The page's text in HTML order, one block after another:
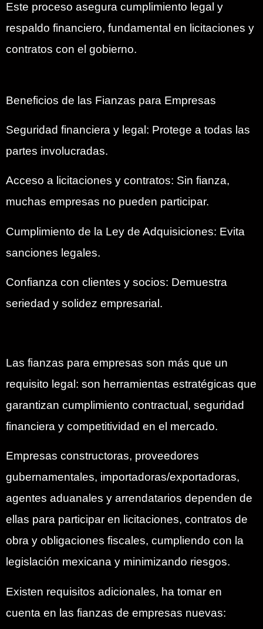
Este proceso asegura cumplimiento legal y
respaldo financiero, fundamental en licitaciones y
contratos con el gobierno.
Beneficios de las Fianzas para Empresas
Seguridad financiera y legal: Protege a todas las
partes involucradas.
Acceso a licitaciones y contratos: Sin fianza,
muchas empresas no pueden participar.
Cumplimiento de la Ley de Adquisiciones: Evita
sanciones legales.
Confianza con clientes y socios: Demuestra
seriedad y solidez empresarial.
Las fianzas para empresas son más que un
requisito legal: son herramientas estratégicas que
garantizan cumplimiento contractual, seguridad
financiera y competitividad en el mercado.
Empresas constructoras, proveedores
gubernamentales, importadoras/exportadoras,
agentes aduanales y arrendatarios dependen de
ellas para participar en licitaciones, contratos de
obra y obligaciones fiscales, cumpliendo con la
legislación mexicana y minimizando riesgos.
Existen requisitos adicionales, ha tomar en
cuenta en las fianzas de empresas nuevas: